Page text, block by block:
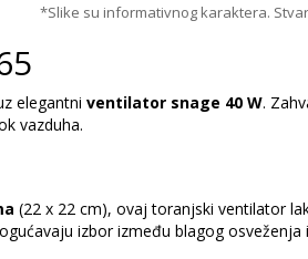
*Slike su informativnog karaktera.
elegantni ventilator snage 40 W.
vazduha.
(22 x 22 cm), ovaj toranjski ventilator
izbor između blagog osveženja